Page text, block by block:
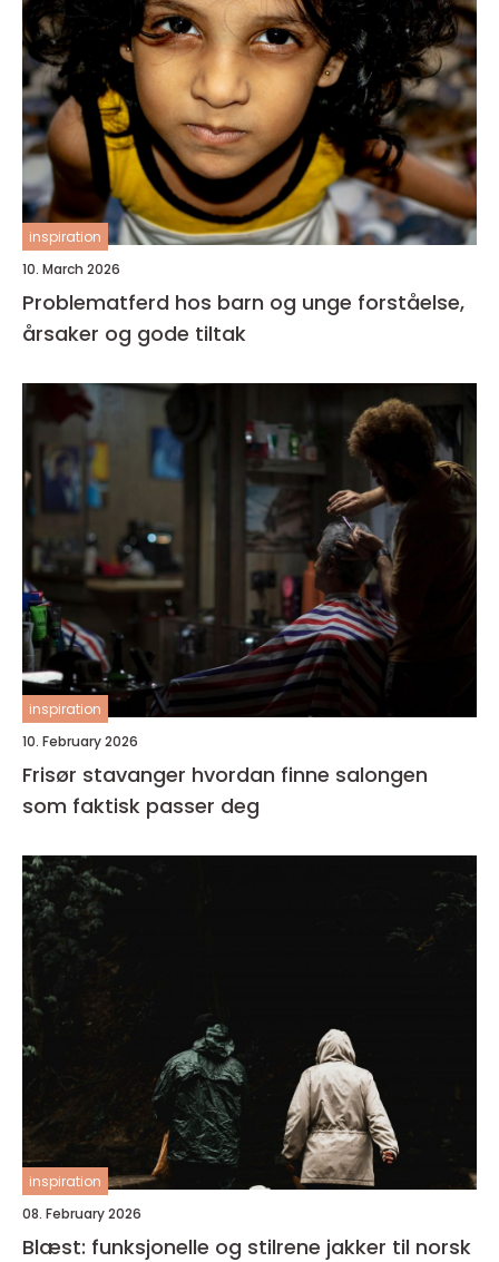
inspiration
10. March 2026
Problematferd hos barn og unge forståelse,
årsaker og gode tiltak
inspiration
10. February 2026
Frisør stavanger hvordan finne salongen
som faktisk passer deg
inspiration
08. February 2026
Blæst: funksjonelle og stilrene jakker til norsk